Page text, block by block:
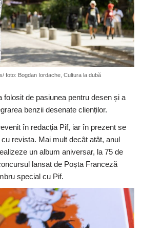
foto: Bogdan Iordache, Cultura la dubă
folosit de pasiunea pentru desen și a
benzii desenate clienților.
în redacția Pif, iar în prezent se
revista. Mai mult decât atât, anul
un album aniversar, la 75 de
lansat de Poșta Franceză
special cu Pif.